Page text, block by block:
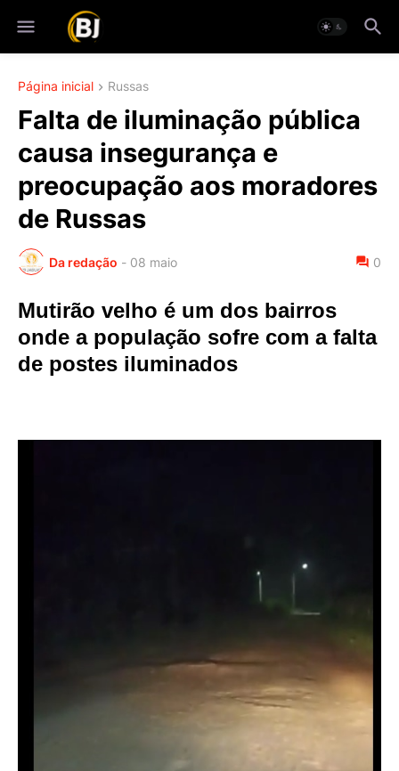
Página inicial Russas
Falta de iluminação pública
causa insegurança e
preocupação aos moradores
de Russas
Da redação - 08 maio 0
Mutirão velho é um dos bairros
onde a população sofre com a falta
de postes iluminados